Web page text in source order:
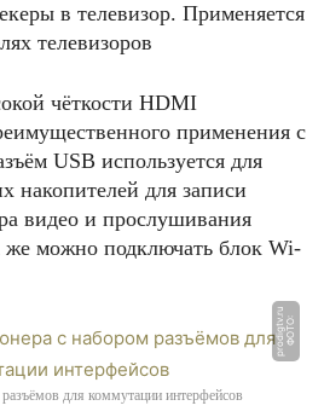
в телевизор. Применяется
телевизоров
чёткости HDMI
применения с
USB используется для
накопителей для записи
видео и прослушивания
можно подключать блок Wi-
Ф
О
Т
О:
p
r
o
di
g
t
v.
r
u
для коммутации интерфейсов